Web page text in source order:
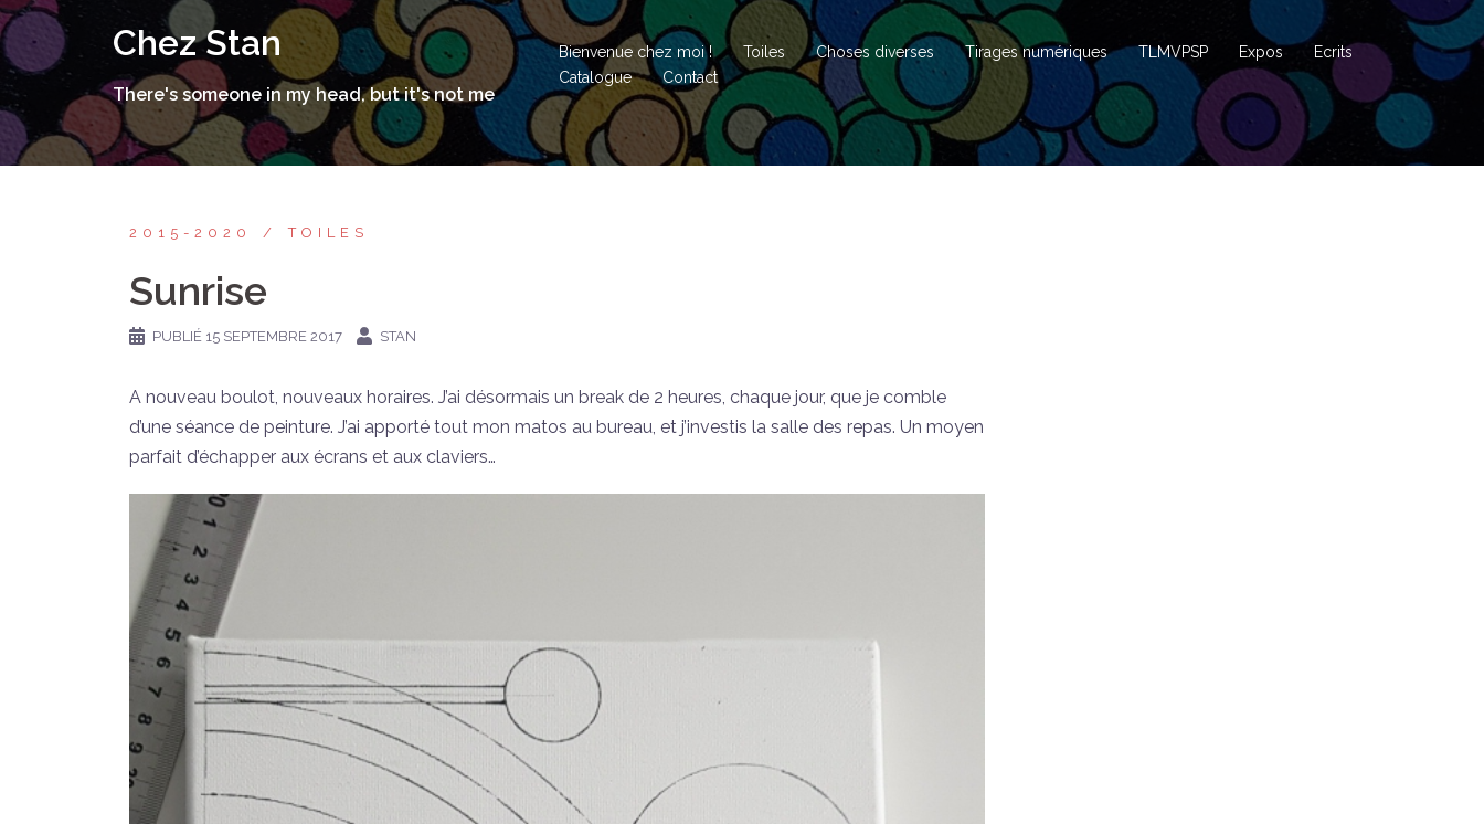
Aller
au
contenu
Chez Stan
There's someone in my head, but it's not me
Bienvenue chez moi ! Toiles Choses diverses Tirages numériques TLMVPSP Expos
Ecrits
Catalogue
Contact
2015-2020 TOILES
Sunrise
PUBLIÉ 15 SEPTEMBRE 2017 STAN
A nouveau boulot, nouveaux horaires. J’ai désormais un break de 2 heures, chaque jour, que je comble
d’une séance de peinture. J’ai apporté tout mon matos au bureau, et j’investis la salle des repas. Un moyen
parfait d’échapper aux écrans et aux claviers…